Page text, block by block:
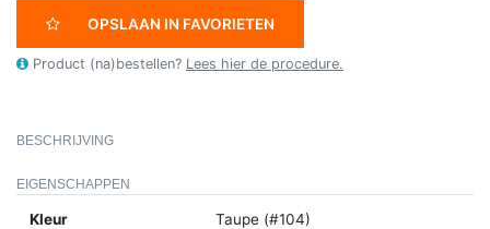
OPSLAAN IN FAVORIETEN
Product (na)bestellen? Lees hier de procedure.
BESCHRIJVING
EIGENSCHAPPEN
Kleur Taupe (#104)